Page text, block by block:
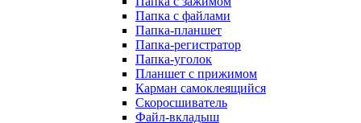
Папка с файлами
Папка-планшет
Папка-регистратор
Папка-уголок
Планшет с прижимом
Карман самоклеящийся
Скоросшиватель
Файл-вкладыш